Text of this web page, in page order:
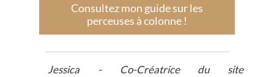
Consultez mon guide sur les
perceuses à colonne !
Jessica​​ - Co-Créatrice du site